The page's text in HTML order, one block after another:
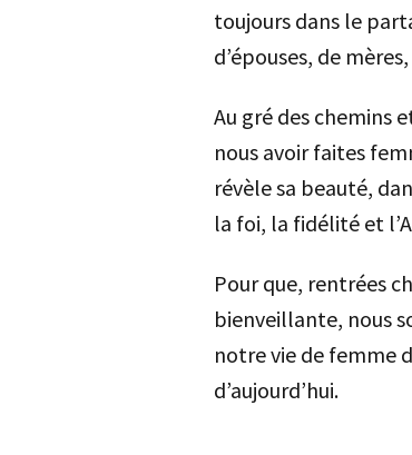
toujours dans le
d’épouses, de
Au gré des chemins
nous avoir faites
révèle sa beauté,
la foi, la fidélité et
Pour que, rentrées
bienveillante, nous
notre vie de femme